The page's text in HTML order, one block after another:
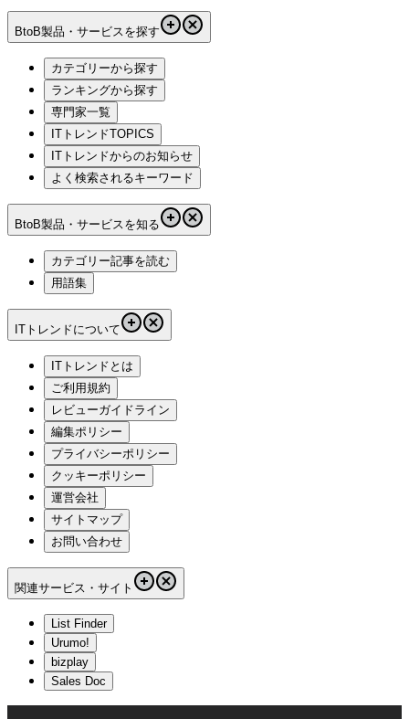
BtoB製品・サービスを探す
カテゴリーから探す
ランキングから探す
専門家一覧
ITトレンドTOPICS
ITトレンドからのお知らせ
よく検索されるキーワード
BtoB製品・サービスを知る
カテゴリー記事を読む
用語集
ITトレンドについて
ITトレンドとは
ご利用規約
レビューガイドライン
編集ポリシー
プライバシーポリシー
クッキーポリシー
運営会社
サイトマップ
お問い合わせ
関連サービス・サイト
List Finder
Urumo!
bizplay
Sales Doc